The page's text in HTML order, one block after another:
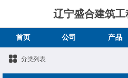
辽宁盛合建筑工
首页 公司 产品
分类列表